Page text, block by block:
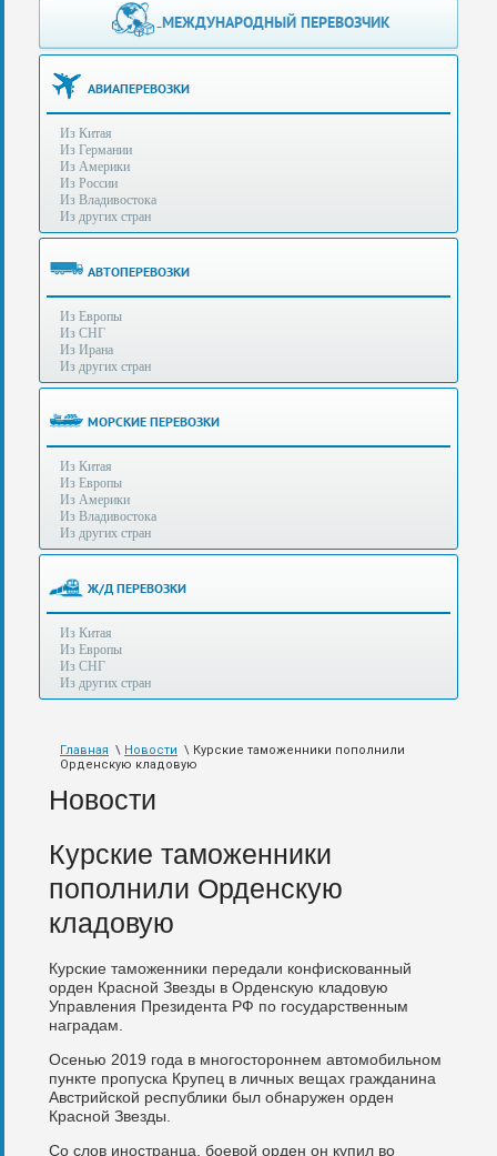
Многоканальный
телефон:
(495)
788-
Бесплатные
консультации
(Без
выходных
8:00
до
21:30)
Таможенное
оформление
грузов
аэропортах
Москвы
Шереметьево,
Внуково,
также
авиа,
железной
дороге.
Дополнительные
+7 (929) 575-
96-62
+7 (925) 104-
15-94
e-mail:info@s-standard.ru
МЕЖДУНАРОДНЫЙ ПЕРЕВОЗЧИК
АВИАПЕРЕВОЗКИ
Из Китая
Из Германии
Из Америки
Из России
Из Владивостока
Из других стран
АВТОПЕРЕВОЗКИ
Из Европы
Из СНГ
Из Ирана
Из других стран
МОРСКИЕ ПЕРЕВОЗКИ
Из Китая
Из Европы
Из Америки
Из Владивостока
Из других стран
Ж/Д ПЕРЕВОЗКИ
Из Китая
Из Европы
Из СНГ
Из других стран
Главная \ Новости \ Курские таможенники пополнили
Орденскую кладовую
Новости
Курские таможенники
пополнили Орденскую
кладовую
Курские таможенники передали конфискованный
орден Красной Звезды в Орденскую кладовую
Управления Президента РФ по государственным
наградам.
Осенью 2019 года в многостороннем автомобильном
пункте пропуска Крупец в личных вещах гражданина
Австрийской республики был обнаружен орден
Красной Звезды.
Со слов иностранца, боевой орден он купил во